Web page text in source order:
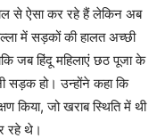
से ऐसा कर रहे हैं लेकिन अब
में सड़कों की हालत अच्छी
जब हिंदू महिलाएं छठ पूजा के
सड़क हो। उन्होंने कहा कि
किया, जो खराब स्थिति में थी
रहे थे।